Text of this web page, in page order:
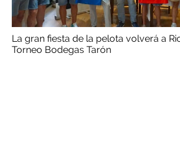
La gran fiesta de la pelota volverá a
Torneo Bodegas Tarón